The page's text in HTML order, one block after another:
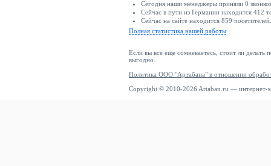
Сегодня наши менеджеры приняли 0
Сейчас в пути из Германии находится 412
Сейчас на сайте находится 859 посетителей.
Полная статистика нашей работы
Если вы все еще сомневаетесь, стоит ли делать
выгодно.
Политика ООО "Артабана" в отношении
Copyright © 2010-2026 Artaban.ru — интернет-